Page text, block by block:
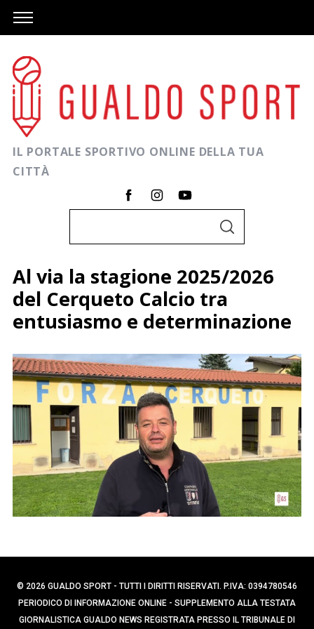
IL PORTALE SPORTIVO ONLINE DELLA TUA
CITTÀ
a
p
r
:
C
A
Al via la stagione 2025/2026
del Cerqueto Calcio tra
entusiasmo e determinazione
© 2026 GUALDO SPORT - TUTTI I DIRITTI RISERVATI. P.IVA: 0394780546
PERIODICO DI INFORMAZIONE ONLINE - SUPPLEMENTO ALLA TESTATA
GIORNALISTICA GUALDO NEWS REGISTRATA PRESSO IL TRIBUNALE DI
C
e
c
a
p
e
r
: